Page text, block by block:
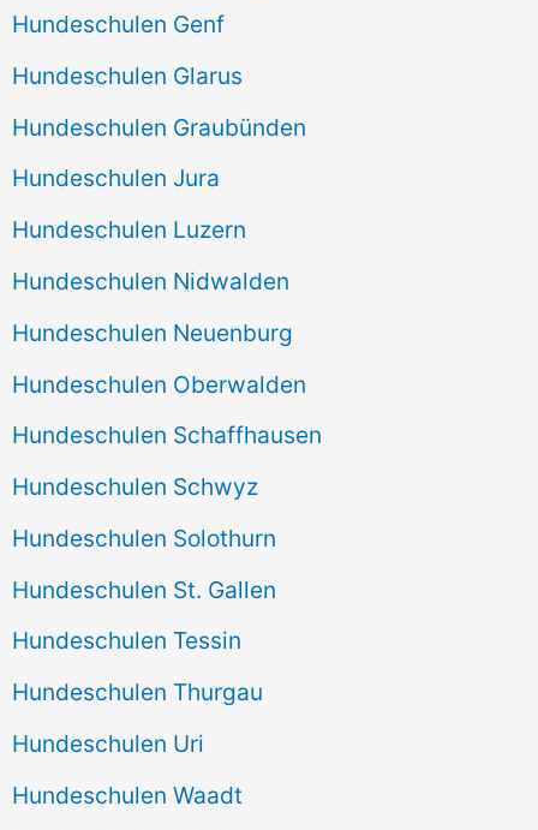
Hundeschulen Genf
Hundeschulen Glarus
Hundeschulen Graubünden
Hundeschulen Jura
Hundeschulen Luzern
Hundeschulen Nidwalden
Hundeschulen Neuenburg
Hundeschulen Oberwalden
Hundeschulen Schaffhausen
Hundeschulen Schwyz
Hundeschulen Solothurn
Hundeschulen St. Gallen
Hundeschulen Tessin
Hundeschulen Thurgau
Hundeschulen Uri
Hundeschulen Waadt